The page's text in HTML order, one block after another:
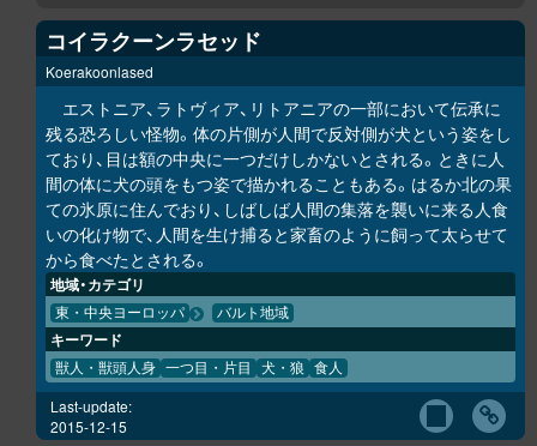
コイラクーンラセッド
Koerakoonlased
エストニア、ラトヴィア、リトアニアの一部において伝承に
残る恐ろしい怪物。体の片側が人間で反対側が犬という姿をし
ており、目は額の中央に一つだけしかないとされる。ときに人
間の体に犬の頭をもつ姿で描かれることもある。はるか北の果
ての氷原に住んでおり、しばしば人間の集落を襲いに来る人食
いの化け物で、人間を生け捕ると家畜のように飼って太らせて
から食べたとされる。
地域・カテゴリ
東・中央ヨーロッパ バルト地域
キーワード
獣人・獣頭人身 一つ目・片目 犬・狼 食人
Last-update:
2015-12-15